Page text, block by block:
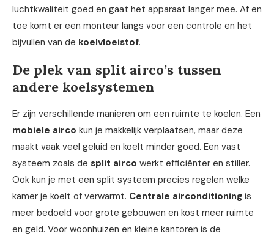
luchtkwaliteit goed en gaat het apparaat langer mee. Af en
toe komt er een monteur langs voor een controle en het
bijvullen van de koelvloeistof.
De plek van split airco’s tussen
andere koelsystemen
Er zijn verschillende manieren om een ruimte te koelen. Een
mobiele airco kun je makkelijk verplaatsen, maar deze
maakt vaak veel geluid en koelt minder goed. Een vast
systeem zoals de split airco werkt efficiënter en stiller.
Ook kun je met een split systeem precies regelen welke
kamer je koelt of verwarmt. Centrale airconditioning is
meer bedoeld voor grote gebouwen en kost meer ruimte
en geld. Voor woonhuizen en kleine kantoren is de